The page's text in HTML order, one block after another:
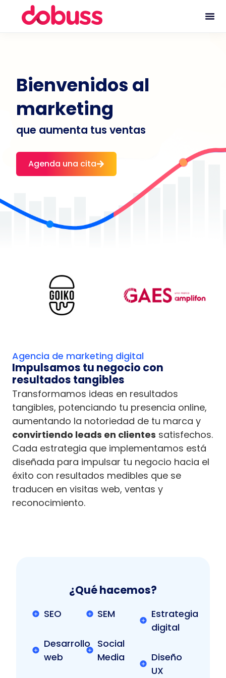
Bienvenidos al
marketing
que aumenta tus ventas
Agenda una cita
Agencia de marketing digital
Impulsamos tu negocio con
resultados tangibles
Transformamos ideas en resultados
tangibles, potenciando tu presencia online,
aumentando la notoriedad de tu marca y
convirtiendo leads en clientes satisfechos.
Cada estrategia que implementamos está
diseñada para impulsar tu negocio hacia el
éxito con resultados medibles que se
traducen en visitas web, ventas y
reconocimiento.
¿Qué hacemos?
SEM
Social
Media
Estrategia
digital
Diseño
UX
SEO
Desarrollo
web